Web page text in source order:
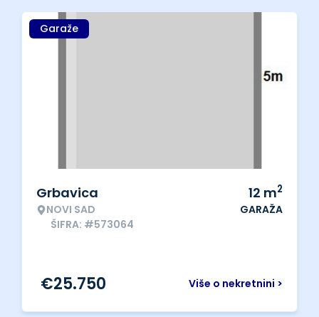
Garaže
Grbavica
NOVI SAD
ŠIFRA: #573064
12 m2
GARAŽA
Više o nekretnini >
€25.750